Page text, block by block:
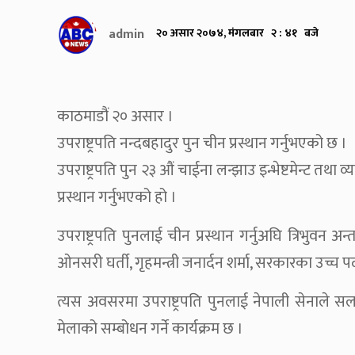
admin २० असार २०७४, मंगलबार २ : ४१ बजे
काठमाडौं २० असार ।
उपराष्ट्रपति नन्दबहादुर पुन चीन प्रस्थान गर्नुभएको छ ।
उपराष्ट्रपति पुन २३ औं चाईना लन्झाउ इन्भेष्टमेन्ट
प्रस्थान गर्नुभएको हो ।
उपराष्ट्रपति पुनलाई चीन प्रस्थान गर्नुअघि त्रिभुवन
ओनसरी घर्ती, गृहमन्त्री जनार्दन शर्मा, सरकारका
त्यस अवसरमा उपराष्ट्रपति पुनलाई नेपाली सेनाले
मेलाको सम्बोधन गर्ने कार्यक्रम छ ।